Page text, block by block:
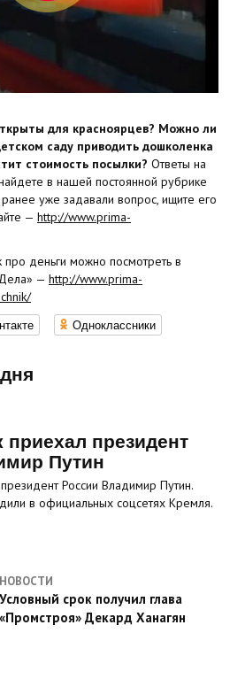
для красноярцев? Можно ли
саду приводить дошколенка
стоимость посылки? Ответы на
в нашей постоянной рубрике
уже задавали вопрос, ищите его
— http://www.prima-
деньги можно посмотреть в
— http://www.prima-
Одноклассники
приехал президент
Путин
России Владимир Путин.
в официальных соцсетях Кремля.
НОВОСТИ
Условный срок получил глава
«Промстроя» Декард Ханагян